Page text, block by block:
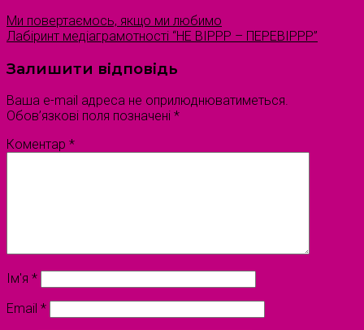
Ми повертаємось, якщо ми любимо
Лабіринт медіаграмотності “НЕ ВІРРР – ПЕРЕВІРРР”
Залишити відповідь
Ваша e-mail адреса не оприлюднюватиметься.
Обов’язкові поля позначені *
Коментар *
Ім'я *
Email *